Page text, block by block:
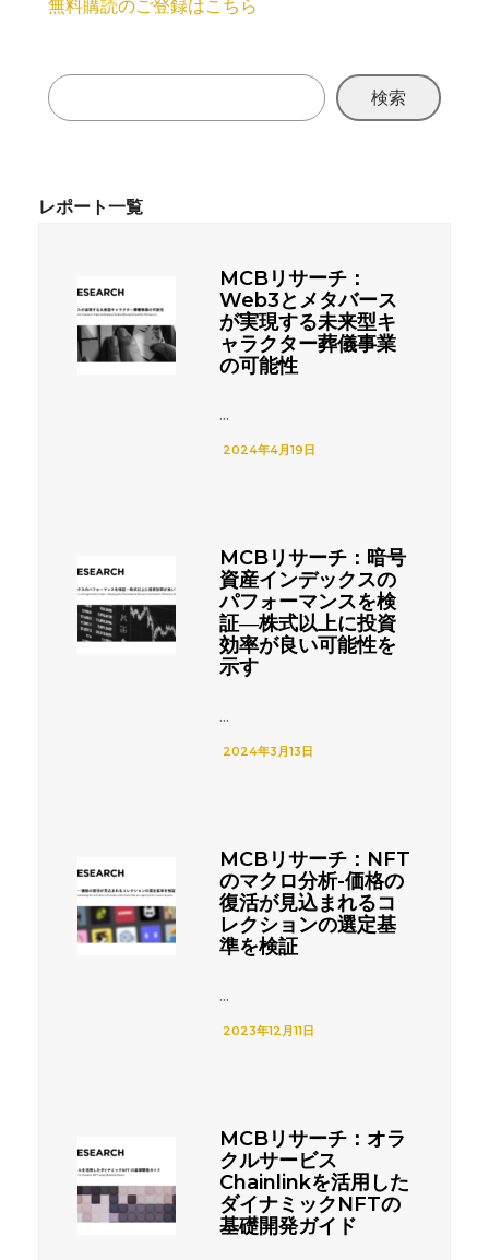
無料購読のご登録はこちら
検索
MCBリサーチ：
Web3とメタバース
が実現する未来型キ
ャラクター葬儀事業
の可能性
...
2024年4月19日
MCBリサーチ：暗号
資産インデックスの
パフォーマンスを検
証―株式以上に投資
効率が良い可能性を
示す
...
2024年3月13日
MCBリサーチ：NFT
のマクロ分析-価格の
復活が見込まれるコ
レクションの選定基
準を検証
...
2023年12月11日
MCBリサーチ：オラ
クルサービス
Chainlinkを活用した
ダイナミックNFTの
基礎開発ガイド